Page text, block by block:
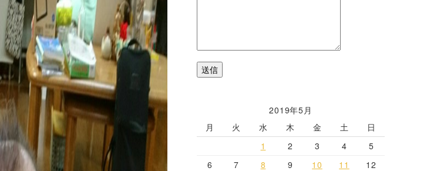
2019年5月
月
火 水 木 金 土
日
1
2 3 4
5
6
7 8 9 10 11
12